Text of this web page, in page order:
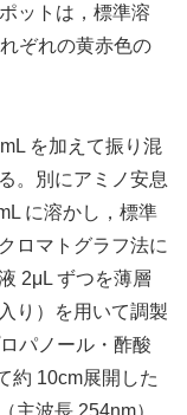
ットは，標準溶
ぞれの黄赤色の
を加えて振り混
。別にアミノ安息
に溶かし，標準
ロマトグラフ法に
2μL ずつを薄層
り）を用いて調製
パノール・酢酸
約 10cm展開した
主波長 254nm）